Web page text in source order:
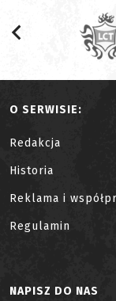
O SERWISIE:
Redakcja
Historia
Reklama i
Regulamin
NAPISZ DO NAS